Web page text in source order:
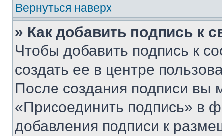
Вернуться наверх
» Как добавить подпись к
Чтобы добавить подпись к
создать ее в центре
После создания подписи вы
«Присоединить подпись» в
добавления подписи к